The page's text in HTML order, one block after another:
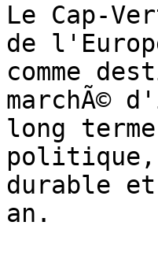
Le Cap-
de
comme
marchÃ©
long
politique,
durable
an.